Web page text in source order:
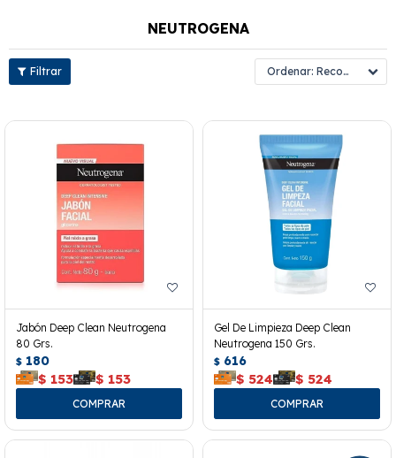
NEUTROGENA
Recomendados
Jabón Deep Clean Neutrogena
80 Grs.
$ 180
$ 153 $ 153
Gel De Limpieza Deep Clean
Neutrogena 150 Grs.
$ 616
$ 524 $ 524